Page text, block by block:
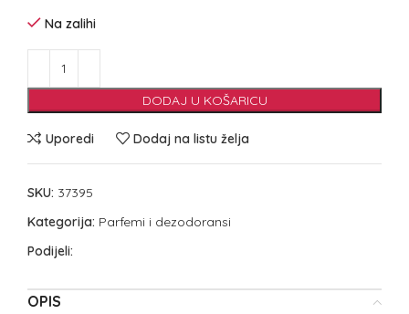
Na zalihi
DODAJ U KOŠARICU
Uporedi Dodaj na listu želja
SKU: 37395
Kategorija: Parfemi i dezodoransi
Podijeli:
OPIS